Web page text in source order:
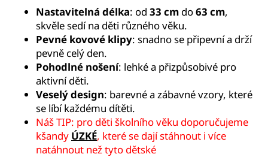
hvězdiček.Nastavitelná délka: od 33 cm do63 cm,
skvěle sedí na děti různého věku.
Pevné kovové klipy: snadno se připevní a drží
pevně celý den.
Pohodlné nošení: lehké a přizpůsobivé pro
aktivní děti.
Veselý design: barevné a zábavné vzory, které
se líbí každému dítěti.
Náš TIP: pro děti školního věku doporučujeme
kšandy ÚZKÉ, které se dají stáhnout i více
natáhnout než tyto dětské
HLEDAT